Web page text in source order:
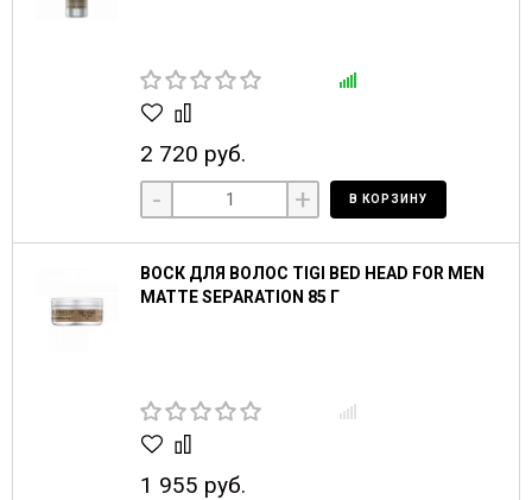
2 720 руб.
- + В КОРЗИНУ
ВОСК ДЛЯ ВОЛОС TIGI BED HEAD FOR MEN
MATTE SEPARATION 85 Г
1 955 руб.